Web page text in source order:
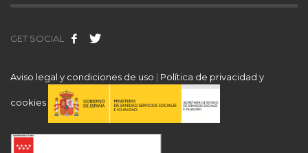
GET SOCIAL
Aviso legal y condiciones de uso | Política de privacidad y
cookies